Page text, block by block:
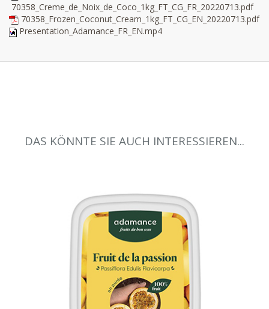
70358_Creme_de_Noix_de_Coco_1kg_FT_CG_FR_20220713.pdf
70358_Frozen_Coconut_Cream_1kg_FT_CG_EN_20220713.pdf
Presentation_Adamance_FR_EN.mp4
DAS KÖNNTE SIE AUCH INTERESSIEREN...